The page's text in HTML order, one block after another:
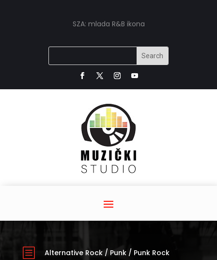
SZA: mlada R&B ikona
b Alternative Rock/ Punk/ Punk Rock